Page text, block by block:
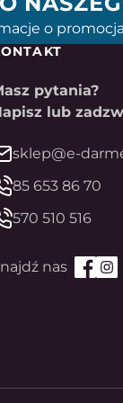
o
pytania?
lub
sklep@e-
85 653 86 70
570 510 516